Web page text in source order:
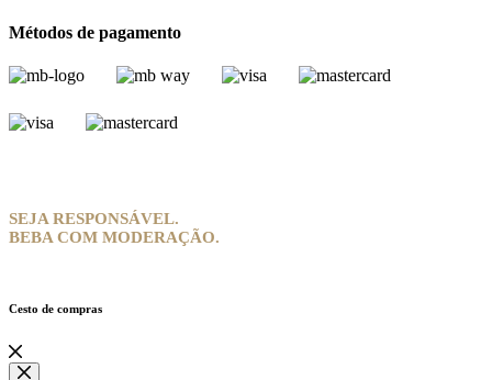
Métodos de pagamento
SEJA RESPONSÁVEL.
BEBA COM MODERAÇÃO.
Cesto de compras